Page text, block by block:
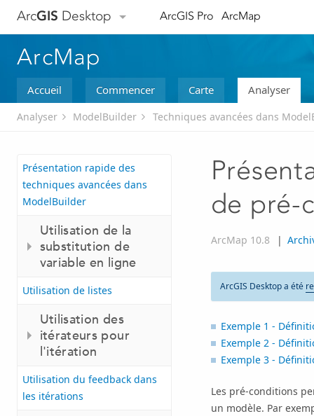
ArcGIS Desktop ArcGIS Pro ArcMap
ArcMap
Accueil Commencer Carte Analyser
Analyser ModelBuilder Techniques avancées dans
Présentation rapide des
techniques avancées dans
ModelBuilder
Utilisation de la
substitution de
variable en ligne
Utilisation de listes
Utilisation des
itérateurs pour
l'itération
Utilisation du feedback dans
les itérations
de pré-
ArcMap 10.8 |
ArcGIS Desktop a été
Exemple 1 -
Exemple 2 -
Exemple 3 -
Les pré-conditions
un modèle. Par